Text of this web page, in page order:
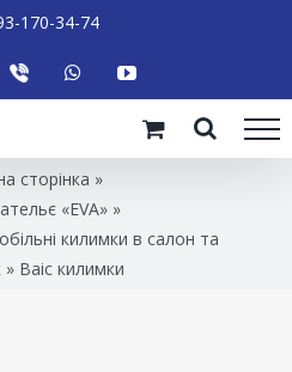
170-34-74
сторінка »
«EVA»»
килимки в салон та
» Baic килимки